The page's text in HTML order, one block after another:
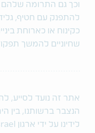
וכך גם התרומה שלהם
להתפנק עם חטיף,
כקינוח או כארוחת
שחיוניים להמשך
אתר זה נועד לסייע,
הנצבר ברשותנו, בין